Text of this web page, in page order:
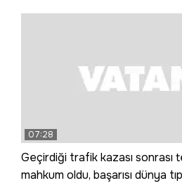
07:28
Geçirdiği trafik kazası sonrası
mahkum oldu, başarısı dünya